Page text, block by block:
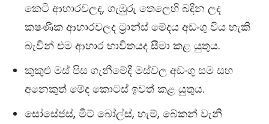
කෙටි ආහාරවලද, ගැඹුරු තෙලෙහි බදින ලද
ක‍ෂණික ආහාරවලද ට්‍රාන්ස් මේදය අඩංගු විය හැකි
බැවින් එම ආහාර භාවිතයද සීමා කළ යුතුය.
කුකුළු මස් පිස ගැනීමේදී මස්වල අඩංගු සම සහ
අනෙකුත් මේද කොටස් ඉවත් කළ යුතුය.
සෝසේජස්, මීට් බෝල්ස්, හැම්, බේකන් වැනි